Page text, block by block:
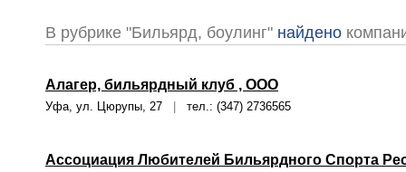
В рубрике "Бильярд, боулинг" найдено
Алагер, бильярдный клуб , ООО
Уфа, ул. Цюрупы, 27 тел.: (347) 2736565
Ассоциация Любителей Бильярдного Спорта